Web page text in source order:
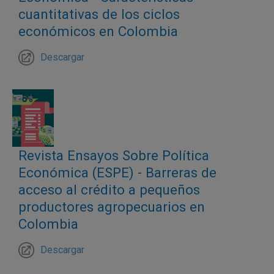
economía.
El cumplimiento de las normas sobre las
asociado con una mejor salud fiscal territorial,
con reducciones en la prociclicidad de sus
ingresos y gastos y con el fortalecimiento de la
relación entre los departamentos, municipios y
el gobierno nacional a través de las
transferencias.
Resultados
cuantitativas de los ciclos
económicos en Colombia
Descargar
Revista Ensayos Sobre Política
Económica (ESPE) - Barreras de
acceso al crédito a pequeños
productores agropecuarios en
Colombia
Descargar